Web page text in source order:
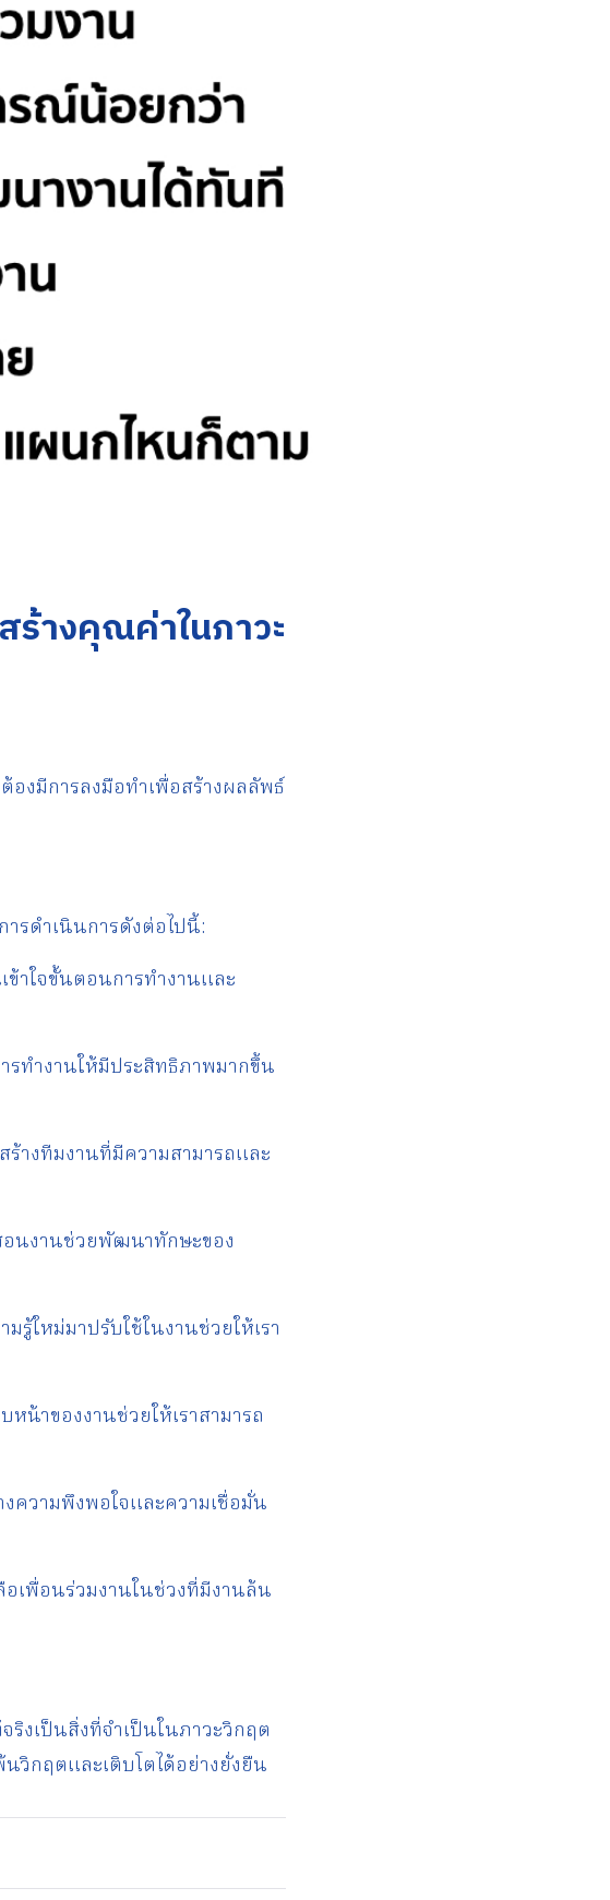
ร้างคุณค่าในภาวะ
องมีการลงมือทำเพื่อสร้างผลลัพธ์
รดำเนินการดังต่อไปนี้:
าใจขั้นตอนการทำงานและ
ทำงานให้มีประสิทธิภาพมากขึ้น
ร้างทีมงานที่มีความสามารถและ
นงานช่วยพัฒนาทักษะของ
รู้ใหม่มาปรับใช้ในงานช่วยให้เรา
น้าของงานช่วยให้เราสามารถ
ความพึงพอใจและความเชื่อมั่น
เพื่อนร่วมงานในช่วงที่มีงานล้น
งเป็นสิ่งที่จำเป็นในภาวะวิกฤต
วิกฤตและเติบโตได้อย่างยั่งยืน